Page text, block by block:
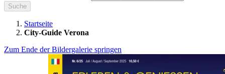
Suche
Startseite
City-Guide Verona
Zum Ende der Bildergalerie springen